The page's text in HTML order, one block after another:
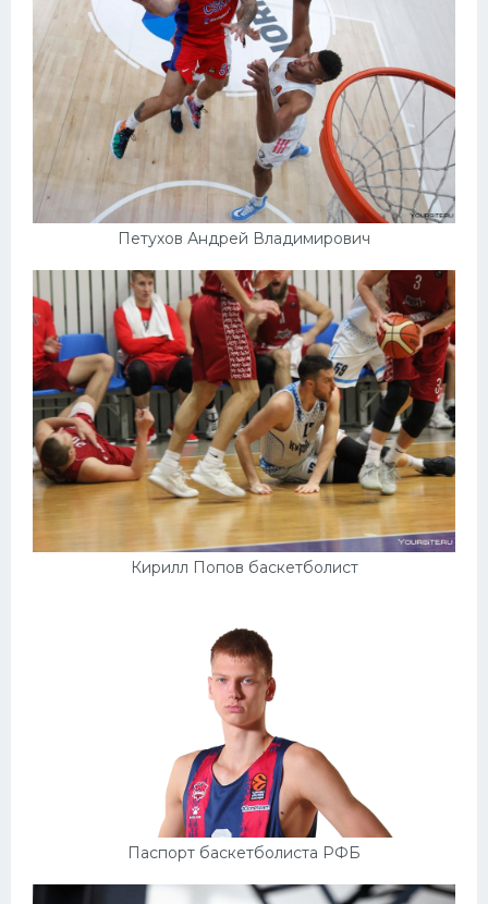
Петухов Андрей Владимирович
Кирилл Попов баскетболист
Паспорт баскетболиста РФБ